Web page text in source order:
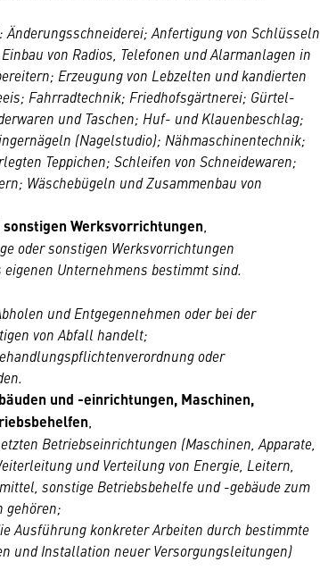
Änderungsschneiderei; Anfertigung von Schlüsseln
von Radios, Telefonen und Alarmanlagen in
Erzeugung von Lebzelten und kandierten
Fahrradtechnik; Friedhofsgärtnerei; Gürtel-
und Taschen; Huf- und Klauenbeschlag;
(Nagelstudio); Nähmaschinentechnik;
Teppichen; Schleifen von Schneidewaren;
Wäschebügeln und Zusammenbau von
Werksvorrichtungen
oder sonstigen Werksvorrichtungen
Unternehmens bestimmt sind.
und Entgegennehmen oder bei der
von Abfall handelt;
oder
und -einrichtungen, Maschinen,
Betriebseinrichtungen (Maschinen, Apparate,
und Verteilung von Energie, Leitern,
sonstige Betriebsbehelfe und -gebäude zum
gehören;
Ausführung konkreter Arbeiten durch bestimmte
und Installation neuer Versorgungsleitungen)